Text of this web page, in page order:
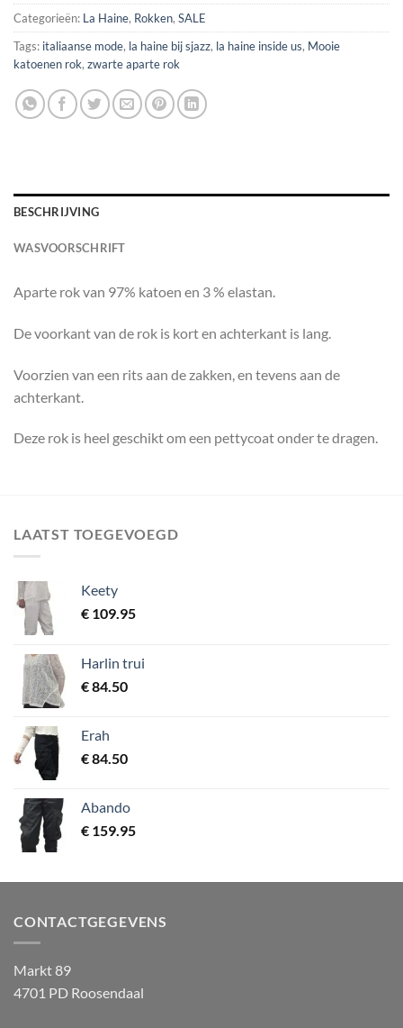
Categorieën: La Haine, Rokken, SALE
Tags: italiaanse mode, la haine bij sjazz, la haine inside us, Mooie
katoenen rok, zwarte aparte rok
BESCHRIJVING
WASVOORSCHRIFT
Aparte rok van 97% katoen en 3 % elastan.
De voorkant van de rok is kort en achterkant is lang.
Voorzien van een rits aan de zakken, en tevens aan de
achterkant.
Deze rok is heel geschikt om een pettycoat onder te dragen.
LAATST TOEGEVOEGD
Keety
€ 109.95
Harlin trui
€84.50
Erah
€84.50
Abando
€ 159.95
CONTACTGEGEVENS
Markt 89
4701 PD Roosendaal